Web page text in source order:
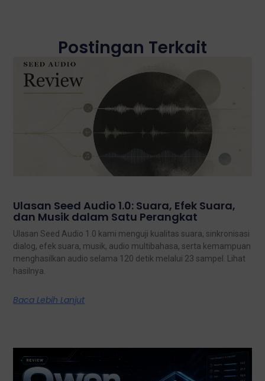
Postingan Terkait
Ulasan Seed Audio 1.0: Suara, Efek Suara,
dan Musik dalam Satu Perangkat
Ulasan Seed Audio 1.0 kami menguji kualitas suara, sinkronisasi
dialog, efek suara, musik, audio multibahasa, serta kemampuan
menghasilkan audio selama 120 detik melalui 23 sampel. Lihat
hasilnya.
Baca Lebih Lanjut